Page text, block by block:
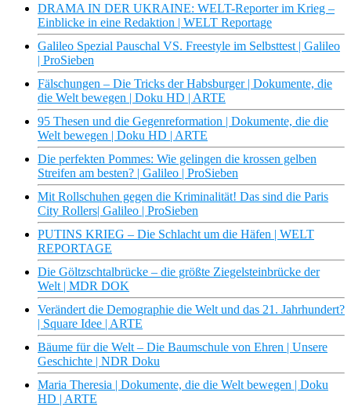
DRAMA IN DER UKRAINE: WELT-Reporter im Krieg –
Einblicke in eine Redaktion | WELT Reportage
Galileo Spezial Pauschal VS. Freestyle im Selbsttest | Galileo
| ProSieben
Fälschungen – Die Tricks der Habsburger | Dokumente, die
die Welt bewegen | Doku HD | ARTE
95 Thesen und die Gegenreformation | Dokumente, die die
Welt bewegen | Doku HD | ARTE
Die perfekten Pommes: Wie gelingen die krossen gelben
Streifen am besten? | Galileo | ProSieben
Mit Rollschuhen gegen die Kriminalität! Das sind die Paris
City Rollers| Galileo | ProSieben
PUTINS KRIEG – Die Schlacht um die Häfen | WELT
REPORTAGE
Die Göltzschtalbrücke – die größte Ziegelsteinbrücke der
Welt | MDR DOK
Verändert die Demographie die Welt und das 21. Jahrhundert?
| Square Idee | ARTE
Bäume für die Welt – Die Baumschule von Ehren | Unsere
Geschichte | NDR Doku
Maria Theresia | Dokumente, die die Welt bewegen | Doku
HD | ARTE